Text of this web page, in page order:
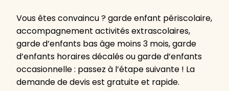
Vous êtes convaincu ? garde enfant périscolaire,
accompagnement activités extrascolaires,
garde d’enfants bas âge moins 3 mois, garde
d’enfants horaires décalés ou garde d’enfants
occasionnelle : passez à l’étape suivante ! La
demande de devis est gratuite et rapide.